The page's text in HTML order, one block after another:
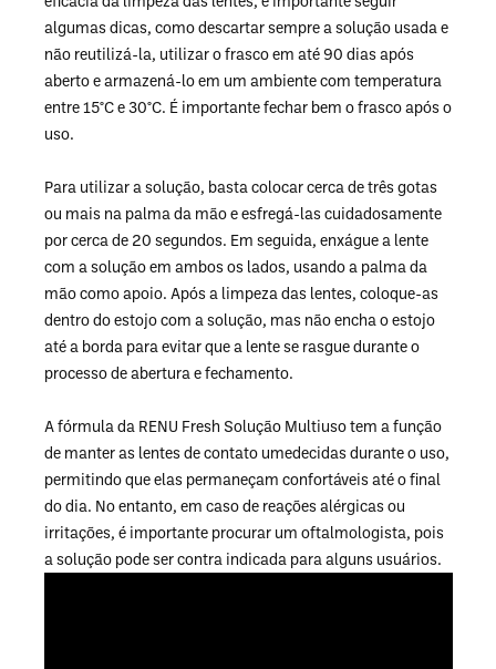
algumas dicas, como descartar sempre a solução usada e
não reutilizá-la, utilizar o frasco em até 90 dias após
aberto e armazená-lo em um ambiente com temperatura
entre 15°C e 30°C. É importante fechar bem o frasco após o
uso.
Para utilizar a solução, basta colocar cerca de três gotas
ou mais na palma da mão e esfregá-las cuidadosamente
por cerca de 20 segundos. Em seguida, enxágue a lente
com a solução em ambos os lados, usando a palma da
mão como apoio. Após a limpeza das lentes, coloque-as
dentro do estojo com a solução, mas não encha o estojo
até a borda para evitar que a lente se rasgue durante o
processo de abertura e fechamento.
A fórmula da RENU Fresh Solução Multiuso tem a função
de manter as lentes de contato umedecidas durante o uso,
permitindo que elas permaneçam confortáveis até o final
do dia. No entanto, em caso de reações alérgicas ou
irritações, é importante procurar um oftalmologista, pois
a solução pode ser contra indicada para alguns usuários.